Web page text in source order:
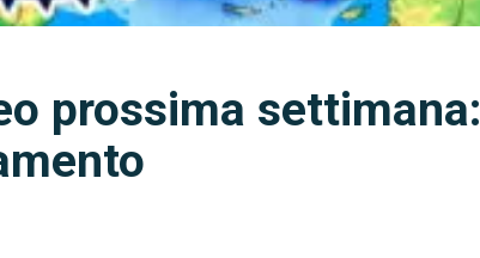
prossima settimana: